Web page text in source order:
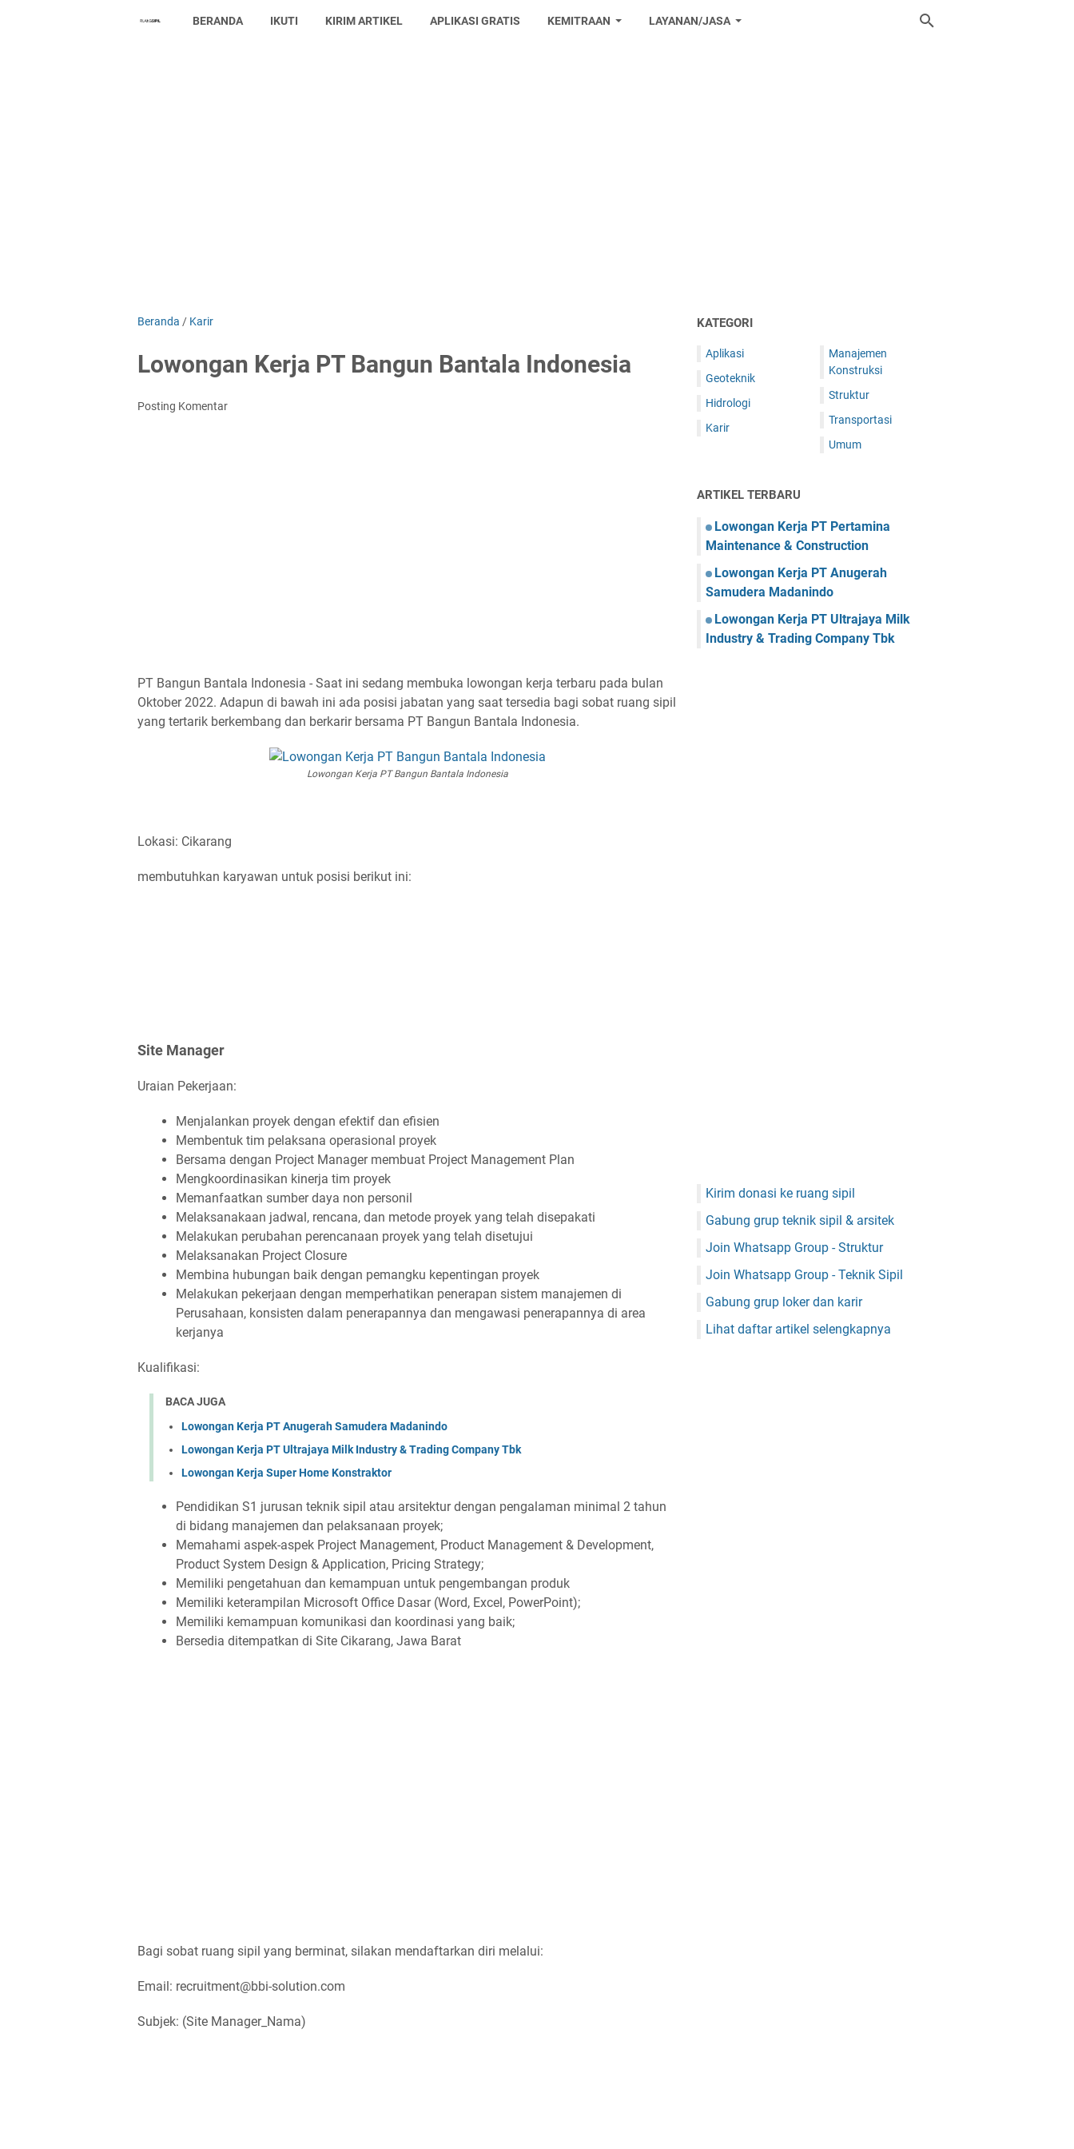
BERANDA IKUTI KIRIM ARTIKEL APLIKASI GRATIS KEMITRAAN LAYANAN/JASA
Beranda / Karir
Lowongan Kerja PT Bangun Bantala Indonesia
Posting Komentar
PT Bangun Bantala Indonesia - Saat ini sedang membuka lowongan kerja terbaru pada bulan
Oktober 2022. Adapun di bawah ini ada posisi jabatan yang saat tersedia bagi sobat ruang sipil
yang tertarik berkembang dan berkarir bersama PT Bangun Bantala Indonesia.
Lowongan Kerja PT Bangun Bantala Indonesia
Lokasi: Cikarang
membutuhkan karyawan untuk posisi berikut ini:
Site Manager
Uraian Pekerjaan:
Menjalankan proyek dengan efektif dan efisien
Membentuk tim pelaksana operasional proyek
Bersama dengan Project Manager membuat Project Management Plan
Mengkoordinasikan kinerja tim proyek
Memanfaatkan sumber daya non personil
Melaksanakaan jadwal, rencana, dan metode proyek yang telah disepakati
Melakukan perubahan perencanaan proyek yang telah disetujui
Melaksanakan Project Closure
Membina hubungan baik dengan pemangku kepentingan proyek
Melakukan pekerjaan dengan memperhatikan penerapan sistem manajemen di
Perusahaan, konsisten dalam penerapannya dan mengawasi penerapannya di area
kerjanya
Kualifikasi:
BACA JUGA
Lowongan Kerja PT Anugerah Samudera Madanindo
Lowongan Kerja PT Ultrajaya Milk Industry & Trading Company Tbk
Lowongan Kerja Super Home Konstraktor
Pendidikan S1 jurusan teknik sipil atau arsitektur dengan pengalaman minimal 2 tahun
di bidang manajemen dan pelaksanaan proyek;
Memahami aspek-aspek Project Management, Product Management & Development,
Product System Design & Application, Pricing Strategy;
Memiliki pengetahuan dan kemampuan untuk pengembangan produk
Memiliki keterampilan Microsoft Office Dasar (Word, Excel, PowerPoint);
Memiliki kemampuan komunikasi dan koordinasi yang baik;
Bersedia ditempatkan di Site Cikarang, Jawa Barat
Bagi sobat ruang sipil yang berminat, silakan mendaftarkan diri melalui:
Email: recruitment@bbi-solution.com
Subjek: (Site Manager_Nama)
KATEGORI
Aplikasi
Geoteknik
Hidrologi
Karir
Manajemen
Konstruksi
Struktur
Transportasi
Umum
ARTIKEL TERBARU
Lowongan Kerja PT Pertamina
Maintenance & Construction
Lowongan Kerja PT Anugerah
Samudera Madanindo
Lowongan Kerja PT Ultrajaya Milk
Industry & Trading Company Tbk
Kirim donasi ke ruang sipil
Gabung grup teknik sipil & arsitek
Join Whatsapp Group - Struktur
Join Whatsapp Group - Teknik Sipil
Gabung grup loker dan karir
Lihat daftar artikel selengkapnya